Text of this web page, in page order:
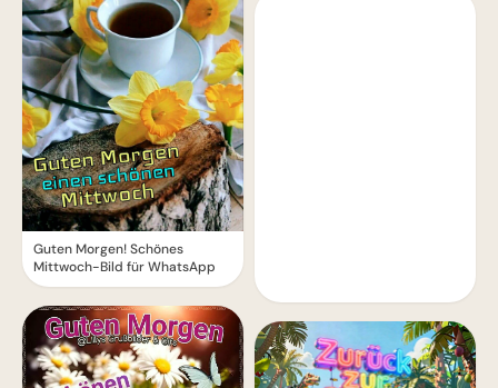
Guten Morgen! Schönes
Mittwoch-Bild für WhatsApp